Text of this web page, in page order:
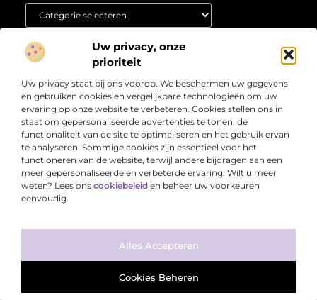
Uw privacy, onze
prioriteit
Uw privacy staat bij ons voorop. We beschermen uw gegevens
en gebruiken cookies en vergelijkbare technologieën om uw
ervaring op onze website te verbeteren. Cookies stellen ons in
staat om gepersonaliseerde advertenties te tonen, de
functionaliteit van de site te optimaliseren en het gebruik ervan
te analyseren. Sommige cookies zijn essentieel voor het
functioneren van de website, terwijl andere bijdragen aan een
meer gepersonaliseerde en verbeterde ervaring. Wilt u meer
weten? Lees ons cookiebeleid en beheer uw voorkeuren
eenvoudig.
Alles Accepteren
Cookies Beheren
Over
Bedrijf
“Jouw Startpunt voor Informatie en Inspiratie”Duik in
pakkende artikelen, frisse perspectieven en inhoud die
écht iets toevoegt. Welkom bij Web-Raketa.nl – dé plek
voor inzichten die blijven hangen.
Onze informatie
@2025 www.web-raketa.nl. All Right Reserved.